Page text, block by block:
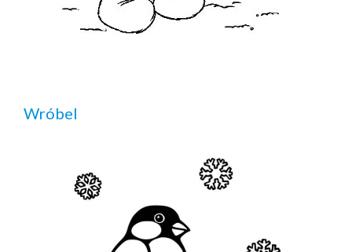
Wróbel